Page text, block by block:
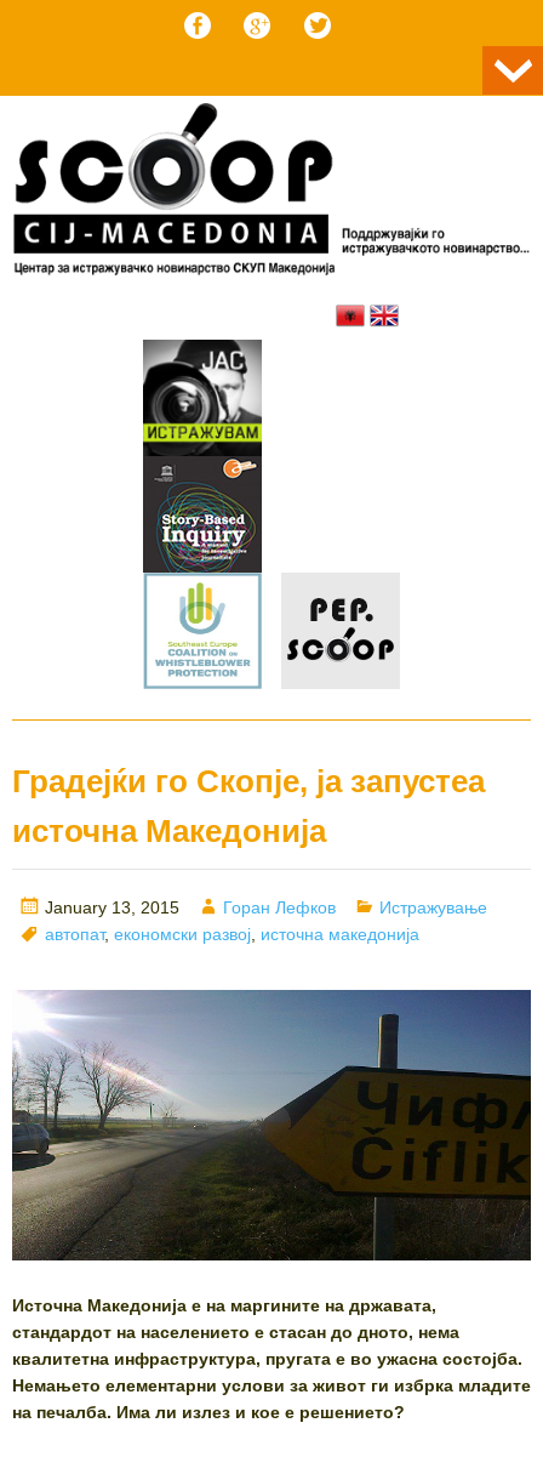
Градејќи го Скопје, ја запустеа
источна Македонија
Posted
on
January 13, 2015 Author
Горан Лефков Categories
Истражување
Tags
автопат, економски развој источна македонија
Источна Македонија е на маргините на државата,
стандардот на населението е стасан до дното, нема
квалитетна инфраструктура, пругата е во ужасна состојба.
Немањето елементарни услови за живот ги избрка младите
на печалба. Има ли излез и кое е решението?